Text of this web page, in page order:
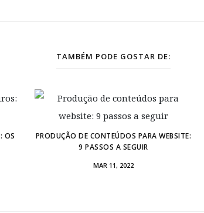
TAMBÉM PODE GOSTAR DE:
OS
PRODUÇÃO DE CONTEÚDOS PARA WEBSITE:
9 PASSOS A SEGUIR
MAR 11, 2022